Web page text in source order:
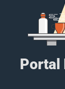
Portal